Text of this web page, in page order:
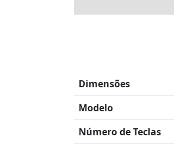
Dimensões
Modelo
Número de Teclas